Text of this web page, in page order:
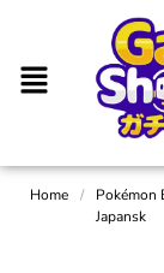
Home /
Pokémon
Japansk